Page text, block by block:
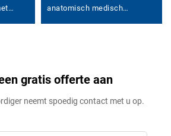
anatomisch medisch
gratis offerte aan
neemt spoedig contact met u op.